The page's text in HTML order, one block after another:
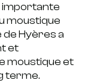
importante
moustique
de Hyères a
et
moustique et
terme.